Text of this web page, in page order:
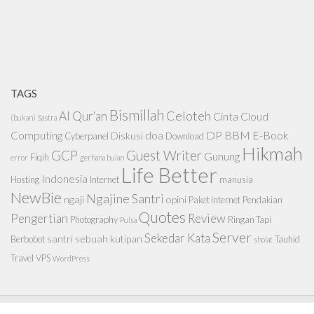
TAGS
(bukan) Sastra Al Qur'an Bismillah Celoteh Cinta Cloud
Computing Cyberpanel Diskusi doa Download DP BBM E-Book
error Fiqih GCP gerhana bulan Guest Writer Gunung Hikmah
Hosting Indonesia Internet Life Better manusia
NewBie ngaji Ngajine Santri opini Paket Internet Pendakian
Pengertian Photography Pulsa Quotes Review Ringan Tapi
Berbobot santri sebuah kutipan Sekedar KataServer sholat Tauhid
Travel VPS WordPress